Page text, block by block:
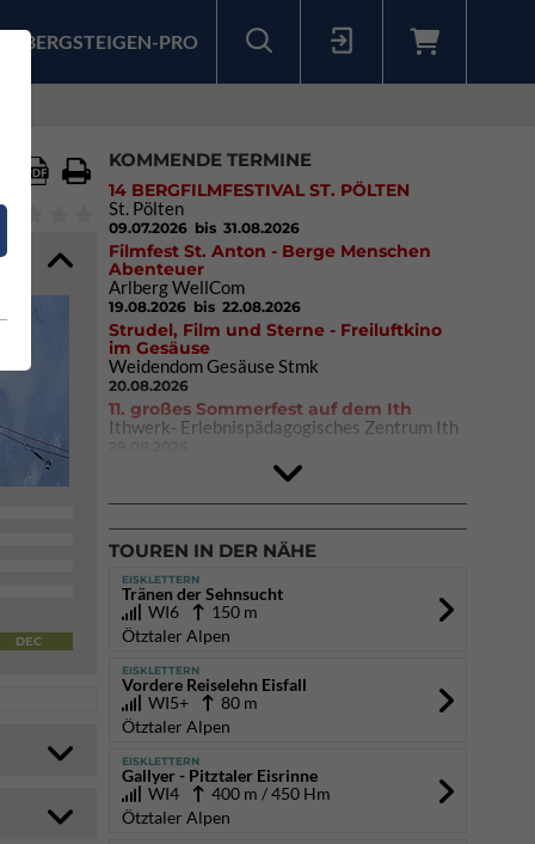
BERGSTEIGEN-PRO
DEC
KOMMENDE TERMINE
14 BERGFILMFESTIVAL ST. PÖLTEN
St. Pölten
09.07.2026 bis 31.08.2026
Filmfest St. Anton - Berge Menschen
Abenteuer
Arlberg WellCom
19.08.2026 bis 22.08.2026
Strudel, Film und Sterne - Freiluftkino
im Gesäuse
Weidendom Gesäuse Stmk
20.08.2026
11. großes Sommerfest auf dem Ith
Ithwerk- Erlebnispädagogisches Zentrum Ith
DAV Kletter- & Boulderzentrum München
Süd (Thalkirchen)
TOUREN IN DER NÄHE
EISKLETTERN
Tränen der Sehnsucht
WI6
150 m
Ötztaler Alpen
EISKLETTERN
Vordere Reiselehn Eisfall
WI5+
80 m
Ötztaler Alpen
EISKLETTERN
Gallyer - Pitztaler Eisrinne
WI4
400 m / 450 Hm
Ötztaler Alpen